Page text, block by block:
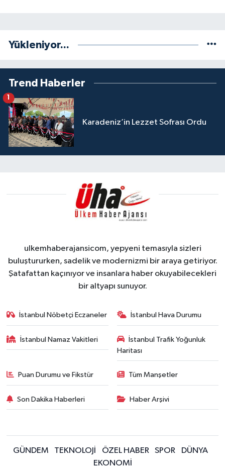
Yükleniyor...
Trend Haberler
Karadeniz’in Lezzet Sofrası Ordu
1
ulkemhaberajansicom, yepyeni temasıyla sizleri
buluştururken, sadelik ve modernizmi bir araya getiriyor.
Şatafattan kaçınıyor ve insanlara haber okuyabilecekleri
bir altyapı sunuyor.
İstanbul Nöbetçi Eczaneler İstanbul Hava Durumu
İstanbul Namaz Vakitleri
İstanbul Trafik Yoğunluk
Haritası
Puan Durumu ve Fikstür Tüm Manşetler
Son Dakika Haberleri Haber Arşivi
GÜNDEM TEKNOLOJİ ÖZEL HABER SPOR
DÜNYA
EKONOMİ